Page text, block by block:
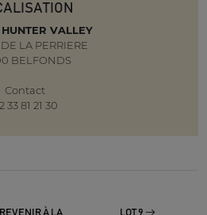
VALLEY
LA PERRIERE
BELFONDS
Contact
33 81 21 30